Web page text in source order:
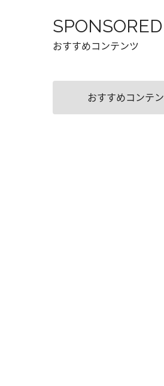
SPONSORED
おすすめコンテンツ
おすすめコンテ